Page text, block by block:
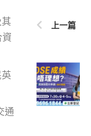
資
通
上一篇